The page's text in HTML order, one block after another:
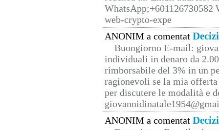
web-crypto-expe
ANONIM a comentat
Buongiorno E-mail:
individuali in denaro da
rimborsabile del 3% in un
ragionevoli se la mia
per discutere le modalità e
ANONIM a comentat